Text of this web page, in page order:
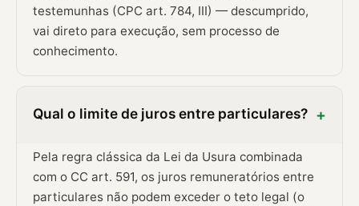
testemunhas (CPC art. 784, III) — descumprido,
vai direto para execução, sem processo de
conhecimento.
Qual o limite de juros entre particulares? +
Pela regra clássica da Lei da Usura combinada
com o CC art. 591, os juros remuneratórios entre
particulares não podem exceder o teto legal (o